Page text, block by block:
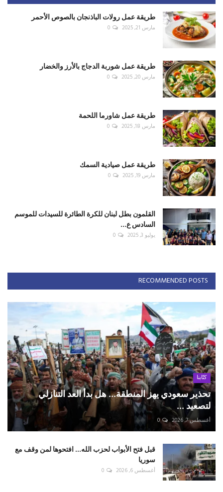
طريقة عمل رولات الباذنجان بالصوص الأحمر
مارس 21, 2025 0
طريقة عمل شوربة الدجاج بالأرز والخضار
مارس 20, 2025 0
طريقة عمل شاورما اللحمة
مارس 18, 2025 0
طريقة عمل صيادية السمك
مارس 19, 2025 0
القلمون بطل لبنان للكرة الطائرة للسيدات للموسم
السادس ع...
يوليو 3, 2025 0
RECOMMENDED POSTS
كتّابنا
تحذير سعودي يهز المنطقة... هل بدأ العد التنازلي
لتصعيد ...
أغسطس 7, 2026 0
قبل فتح الأبواب لحزب الله... افتحوها لمن وقف مع
سوريا
أغسطس 6, 2026 0